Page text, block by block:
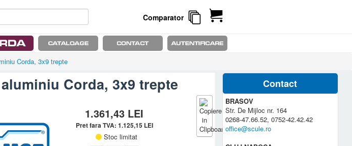
Comparator
Corda, 3x9 trepte
Corda, 3x9 trepte
1.361,43 LEI
Pret fara TVA: 1.125,15 LEI
Stoc limitat
Contact
BRASOV
Str. De Mijloc nr. 164
0268-47.66.52, 0752-42.42.42
office@scule.ro